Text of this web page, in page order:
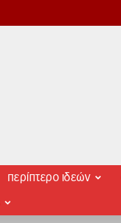
περίπτερο ιδεών